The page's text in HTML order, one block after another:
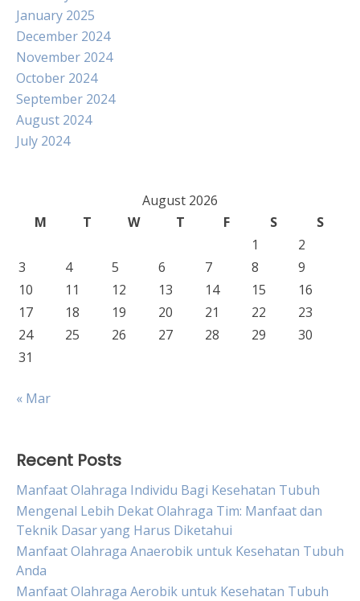
January 2025
December 2024
November 2024
October 2024
September 2024
August 2024
July 2024
August 2026
M
T W T F S
S
1
2
3
4 5 6 7 8
9
10
11 12 13 14 15
16
17
18 19 20 21 22
23
24
25 26 27 28 29
30
31
« Mar
Recent Posts
Manfaat Olahraga Individu Bagi Kesehatan Tubuh
Mengenal Lebih Dekat Olahraga Tim: Manfaat dan
Teknik Dasar yang Harus Diketahui
Manfaat Olahraga Anaerobik untuk Kesehatan Tubuh
Anda
Manfaat Olahraga Aerobik untuk Kesehatan Tubuh